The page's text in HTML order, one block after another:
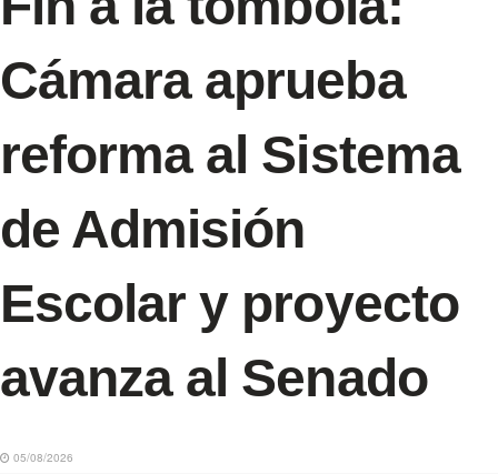
Cámara aprueba
reforma al Sistema
de Admisión
Escolar y proyecto
avanza al Senado
05/08/2026